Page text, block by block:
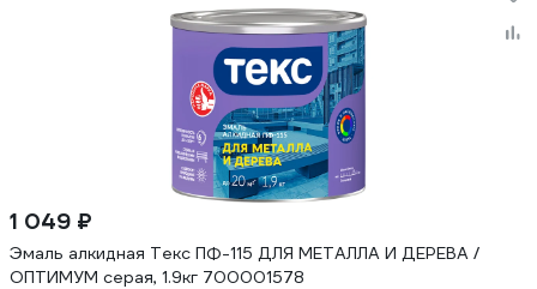
1 049 ₽
Эмаль алкидная Текс ПФ-115 ДЛЯ МЕТАЛЛА И ДЕРЕВА /
ОПТИМУМ серая, 1.9кг 700001578